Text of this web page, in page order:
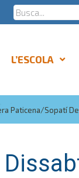
L’ESCOLA
Paticena/sopatí